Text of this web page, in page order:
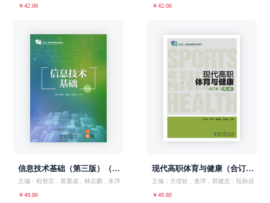
￥42.00 ￥42.00
信息技术基础（第三版）（WPS）（ZJX）
主编：程智宾，黄重成，林志鹏，朱萍
￥49.80
现代高职体育与健康（合订本）（第二版）（ZJX）
主编：方儒钦，查萍，郭建忠，阮秋容
￥49.80